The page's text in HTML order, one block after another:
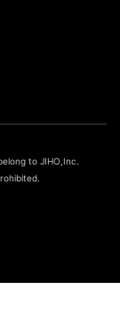
to JIHO,Inc.